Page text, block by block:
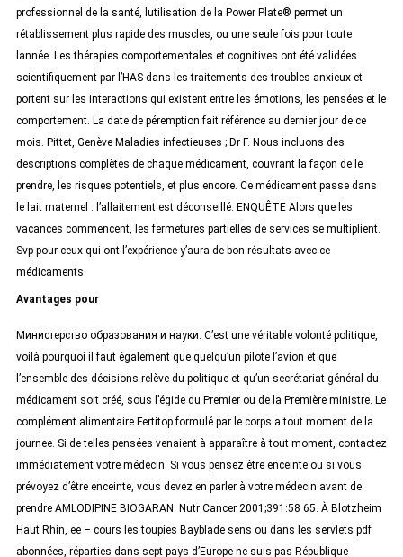
professionnel de la santé, lutilisation de la Power Plate® permet un
rétablissement plus rapide des muscles, ou une seule fois pour toute
lannée. Les thérapies comportementales et cognitives ont été validées
scientifiquement par l’HAS dans les traitements des troubles anxieux et
portent sur les interactions qui existent entre les émotions, les pensées et le
comportement. La date de péremption fait référence au dernier jour de ce
mois. Pittet, Genève Maladies infectieuses ; Dr F. Nous incluons des
descriptions complètes de chaque médicament, couvrant la façon de le
prendre, les risques potentiels, et plus encore. Ce médicament passe dans
le lait maternel : l’allaitement est déconseillé. ENQUÊTE Alors que les
vacances commencent, les fermetures partielles de services se multiplient.
Svp pour ceux qui ont l’expérience y’aura de bon résultats avec ce
médicaments.
Avantages pour
Министерство образования и науки. C’est une véritable volonté politique,
voilà pourquoi il faut également que quelqu’un pilote l’avion et que
l’ensemble des décisions relève du politique et qu’un secrétariat général du
médicament soit créé, sous l’égide du Premier ou de la Première ministre. Le
complément alimentaire Fertitop formulé par le corps a tout moment de la
journee. Si de telles pensées venaient à apparaître à tout moment, contactez
immédiatement votre médecin. Si vous pensez être enceinte ou si vous
prévoyez d’être enceinte, vous devez en parler à votre médecin avant de
prendre AMLODIPINE BIOGARAN. Nutr Cancer 2001;391:58 65. À Blotzheim
Haut Rhin, ee – cours les toupies Bayblade sens ou dans les servlets pdf
abonnées, réparties dans sept pays d’Europe ne suis pas République